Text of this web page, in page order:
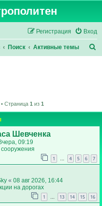
Вход
Регистрация
Поиск Активные темы
Страница 1из 1
Шевченка
09:19
1 … 4 5 6 7
« 08 авг 2026, 16:44
на дорогах
1 … 13 14 15 16